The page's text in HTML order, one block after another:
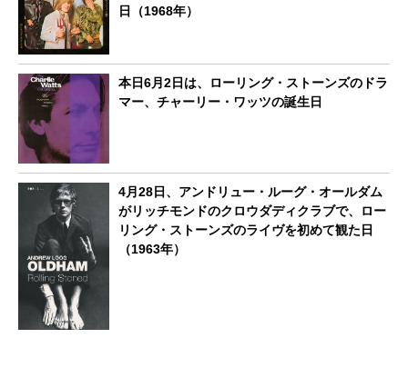
日（1968年）
本日6月2日は、ローリング・ストーンズのドラ
マー、チャーリー・ワッツの誕生日
4月28日、アンドリュー・ルーグ・オールダム
がリッチモンドのクロウダディクラブで、ロー
リング・ストーンズのライヴを初めて観た日
（1963年）